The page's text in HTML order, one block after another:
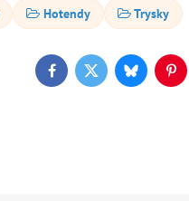
Hotendy Trysky
FacebookTwitterBluesky